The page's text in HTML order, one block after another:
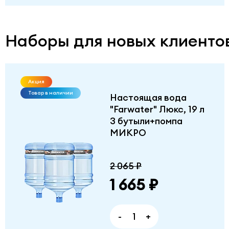
Наборы для новых
Акция
Товар в наличии
Настоящая вода
"Farwater" Люкс, 19 л
3 бутыли+помпа
МИКРО
2 065 ₽
1 665 ₽
- +